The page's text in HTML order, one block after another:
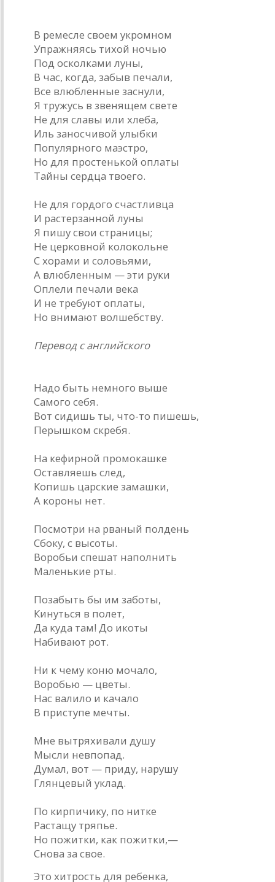
В ремесле своем укромном
Упражняясь тихой ночью
Под осколками луны,
В час, когда, забыв печали,
Все влюбленные заснули,
Я тружусь в звенящем свете
Не для славы или хлеба,
Иль заносчивой улыбки
Популярного маэстро,
Но для простенькой оплаты
Тайны сердца твоего.
Не для гордого счастливца
И растерзанной луны
Я пишу свои страницы;
Не церковной колокольне
С хорами и соловьями,
А влюбленным — эти руки
Оплели печали века
И не требуют оплаты,
Но внимают волшебству.
Перевод с английского
Надо быть немного выше
Самого себя.
Вот сидишь ты, что-то пишешь,
Перышком скребя.
На кефирной промокашке
Оставляешь след,
Копишь царские замашки,
А короны нет.
Посмотри на рваный полдень
Сбоку, с высоты.
Воробьи спешат наполнить
Маленькие рты.
Позабыть бы им заботы,
Кинуться в полет,
Да куда там! До икоты
Набивают рот.
Ни к чему коню мочало,
Воробью — цветы.
Нас валило и качало
В приступе мечты.
Мне вытряхивали душу
Мысли невпопад.
Думал, вот — приду, нарушу
Глянцевый уклад.
По кирпичику, по нитке
Растащу тряпье.
Но пожитки, как пожитки,—
Снова за свое.
Это хитрость для ребенка,